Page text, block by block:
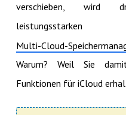
verschieben, wird
Multi-Cloud-
Warum? Weil Sie
Funktionen für iCloud